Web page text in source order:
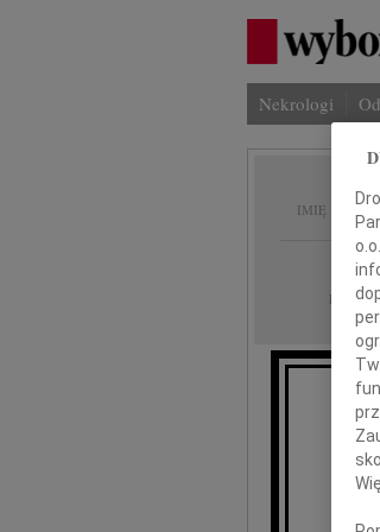
Nekrologi
IMIĘ I
DATA